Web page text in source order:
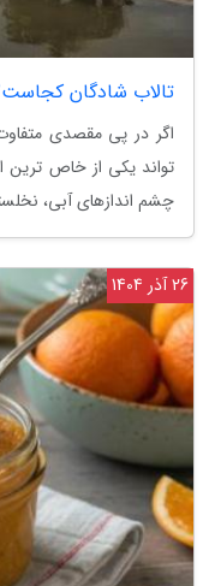
تالاب شادگان
اگر در پی مقصدی
تواند یکی از خاص ترین
چشم اندازهای آبی،
26 آذر 1404